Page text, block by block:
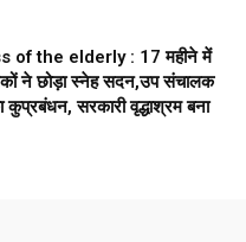
of the elderly : 17 महीने में
ने छोड़ा स्नेह सदन,उप संचालक
कुप्रबंधन, सरकारी वृद्धाश्रम बना